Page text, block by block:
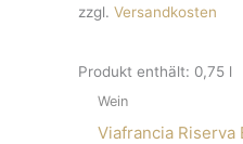
zzgl. Versandkosten
Produkt enthält: 0,75 l
Wein
Viafrancia Riserva